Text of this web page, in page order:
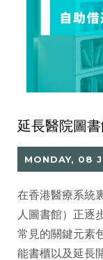
MONDAY, 08
在香港醫療系統
人圖書館）正逐
常見的關鍵元素
能書櫃以及延長